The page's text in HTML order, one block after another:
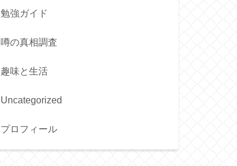
勉強ガイド
噂の真相調査
趣味と生活
Uncategorized
プロフィール